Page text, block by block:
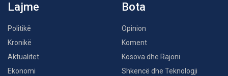
Lajme
Politikë
Kronikë
Aktualitet
Ekonomi
Bota
Opinion
Koment
Kosova dhe Rajoni
Shkencë dhe Teknologji